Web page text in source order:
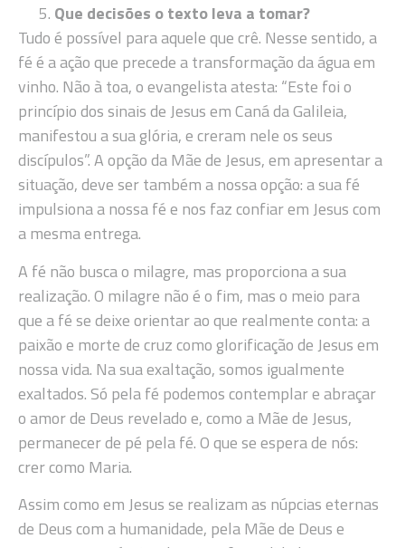
Que decisões o texto leva a tomar?
Tudo é possível para aquele que crê. Nesse sentido, a
fé é a ação que precede a transformação da água em
vinho. Não à toa, o evangelista atesta: “Este foi o
princípio dos sinais de Jesus em Caná da Galileia,
manifestou a sua glória, e creram nele os seus
discípulos”. A opção da Mãe de Jesus, em apresentar a
situação, deve ser também a nossa opção: a sua fé
impulsiona a nossa fé e nos faz confiar em Jesus com
a mesma entrega.
A fé não busca o milagre, mas proporciona a sua
realização. O milagre não é o fim, mas o meio para
que a fé se deixe orientar ao que realmente conta: a
paixão e morte de cruz como glorificação de Jesus em
nossa vida. Na sua exaltação, somos igualmente
exaltados. Só pela fé podemos contemplar e abraçar
o amor de Deus revelado e, como a Mãe de Jesus,
permanecer de pé pela fé. O que se espera de nós:
crer como Maria.
Assim como em Jesus se realizam as núpcias eternas
de Deus com a humanidade, pela Mãe de Deus e